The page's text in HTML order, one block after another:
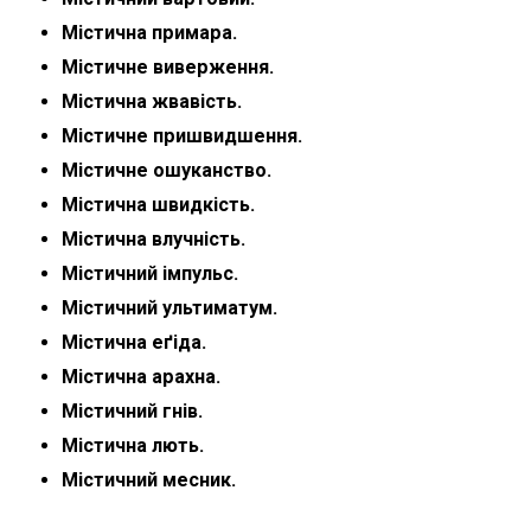
Містична примара.
Містичне виверження.
Містична жвавість.
Містичне пришвидшення.
Містичне ошуканство.
Містична швидкість.
Містична влучність.
Містичний імпульс.
Містичний ультиматум.
Містична еґіда.
Містична арахна.
Містичний гнів.
Містична лють.
Містичний месник.